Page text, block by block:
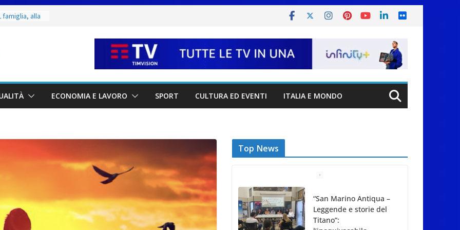
famiglia, alla
Incendi
per
ECONOMIA E LAVORO SPORT CULTURA ED EVENTI ITALIA E MONDO
Top News
“San Marino Antiqua –
Leggende e storie del
Titano”: